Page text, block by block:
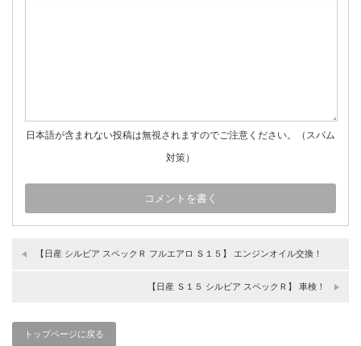
日本語が含まれない投稿は無視されますのでご注意ください。（スパム
対策）
【日産 シルビア スペックＲ フルエアロ Ｓ１５】 エンジンオイル交換！
【日産 Ｓ１５ シルビア スペックＲ】 車検！
トップページに戻る